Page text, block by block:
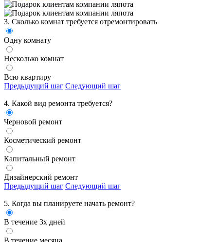
3. Сколько комнат требуется отремонтировать
Одну комнату
Несколько комнат
Всю квартиру
Предыдущий шаг Следующий шаг
4. Какой вид ремонта требуется?
Черновой ремонт
Косметический ремонт
Капитальный ремонт
Дизайнерский ремонт
Предыдущий шаг Следующий шаг
5. Когда вы планируете начать ремонт?
В течение 3х дней
В течение месяца